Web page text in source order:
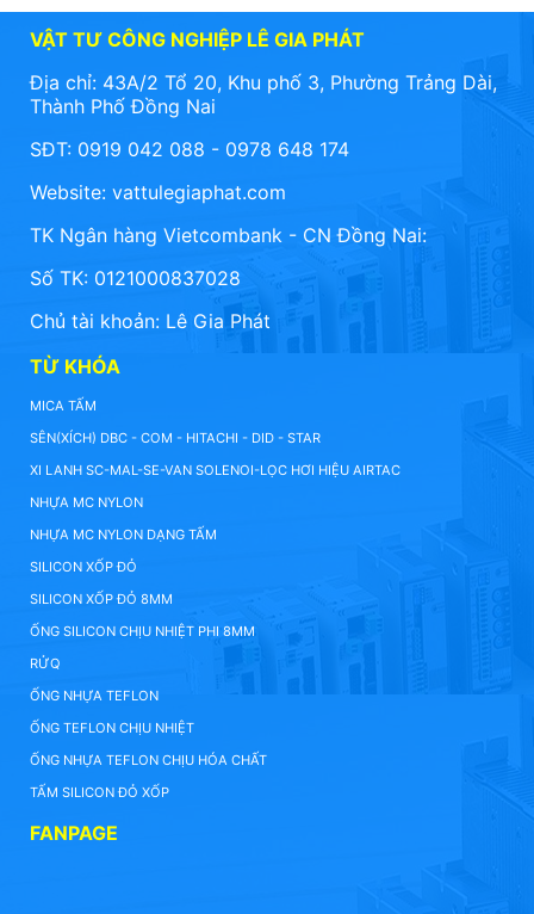
VẬT TƯ CÔNG NGHIỆP LÊ GIA PHÁT
Địa chỉ: 43A/2 Tổ 20, Khu phố 3, Phường Trảng Dài,
Thành Phố Đồng Nai
SĐT: 0919 042 088 - 0978 648 174
Website: vattulegiaphat.com
TK Ngân hàng Vietcombank - CN Đồng Nai:
Số TK: 0121000837028
Chủ tài khoản: Lê Gia Phát
TỪ KHÓA
MICA TẤM
SÊN(XÍCH) DBC - COM - HITACHI - DID - STAR
XI LANH SC-MAL-SE-VAN SOLENOI-LỌC HƠI HIỆU AIRTAC
NHỰA MC NYLON
NHỰA MC NYLON DẠNG TẤM
SILICON XỐP ĐỎ
SILICON XỐP ĐỎ 8MM
ỐNG SILICON CHỊU NHIỆT PHI 8MM
RỬQ
ỐNG NHỰA TEFLON
ỐNG TEFLON CHỊU NHIỆT
ỐNG NHỰA TEFLON CHỊU HÓA CHẤT
TẤM SILICON ĐỎ XỐP
FANPAGE